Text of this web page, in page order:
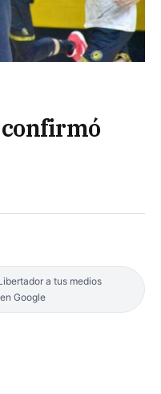
a tus medios
Google